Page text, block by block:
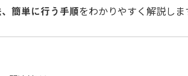
簡単に行う手順をわかりやすく解説しま